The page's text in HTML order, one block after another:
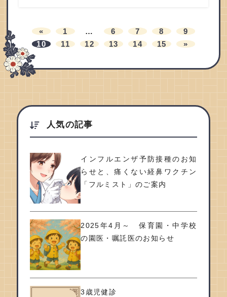
« 1 … 6 7 8
9
10
11 12 13 14 15 »
人気の記事
インフルエンザ予防接種のお知
らせと、痛くない経鼻ワクチン
「フルミスト」のご案内
2025年4月～ 保育園・中学校
の園医・嘱託医のお知らせ
3歳児健診